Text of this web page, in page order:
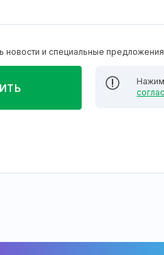
новости и специальные предложения